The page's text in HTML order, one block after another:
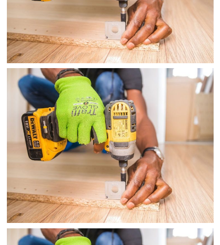
TÚI ĐÔNG LẠNH CẮT DẠNG ROLL TÚI Y TẾ
TÚI ĐÔNG LẠNH CẮT DẠNG ROLL
TÚI Y TẾ
TÚI Y TẾ